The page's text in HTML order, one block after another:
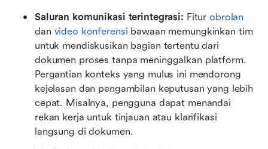
Saluran komunikasi terintegrasi: Fitur obrolan
dan video konferensi bawaan memungkinkan tim
untuk mendiskusikan bagian tertentu dari
dokumen proses tanpa meninggalkan platform.
Pergantian konteks yang mulus ini mendorong
kejelasan dan pengambilan keputusan yang lebih
cepat. Misalnya, pengguna dapat menandai
rekan kerja untuk tinjauan atau klarifikasi
langsung di dokumen.